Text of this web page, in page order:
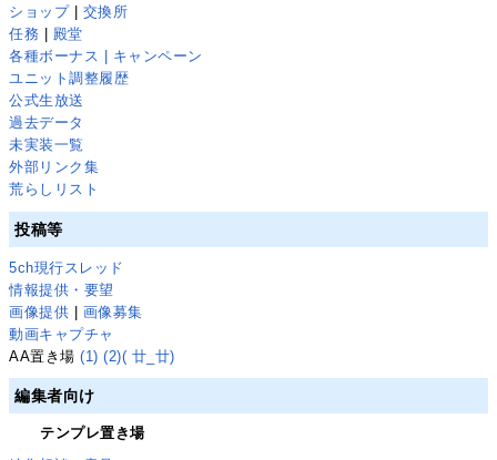
ショップ| 交換所
任務
殿堂
各種ボーナス | キャンペーン
ユニット調整履歴
公式生放送
過去データ
未実装一覧
外部リンク集
荒らしリスト
投稿等
5ch現行スレッド
情報提供・要望
画像提供 | 画像募集
動画キャプチャ
AA置き場(1) (2)( 廿_廿)
編集者向け
テンプレ置き場